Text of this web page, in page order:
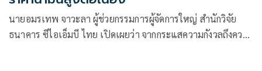
นายอมรเทพ จาวะลา ผู้ช่วยกรรมการผู้จัดการใหญ่ สำนักวิจัย
ธนาคาร ซีไอเอ็มบี ไทย เปิดเผยว่า จากกระแสความกังวลถึงความ